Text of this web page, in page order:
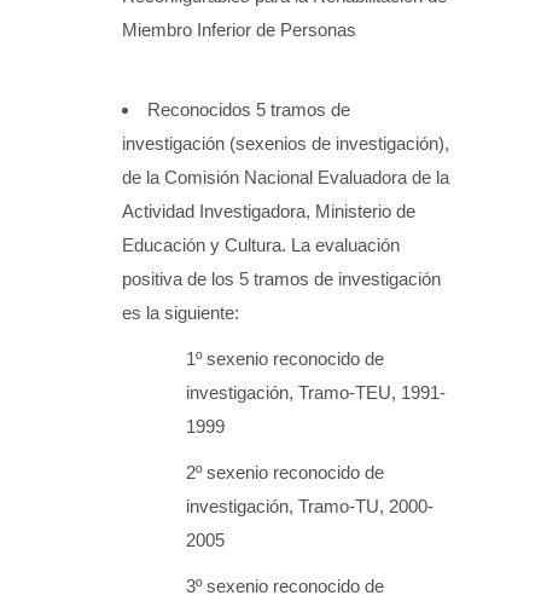
Miembro Inferior de Personas
Reconocidos 5 tramos de
investigación (sexenios de investigación),
de la Comisión Nacional Evaluadora de la
Actividad Investigadora, Ministerio de
Educación y Cultura. La evaluación
positiva de los 5 tramos de investigación
es la siguiente:
1º sexenio reconocido de
investigación, Tramo-TEU, 1991-
1999
2º sexenio reconocido de
investigación, Tramo-TU, 2000-
2005
3º sexenio reconocido de